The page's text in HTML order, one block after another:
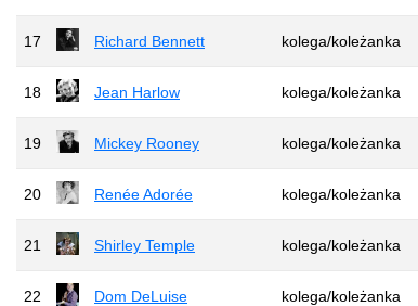
17 Richard Bennett kolega/koleżanka
18 Jean Harlow kolega/koleżanka
19 Mickey Rooney kolega/koleżanka
20 Renée Adorée kolega/koleżanka
21 Shirley Temple kolega/koleżanka
22 Dom DeLuise kolega/koleżanka